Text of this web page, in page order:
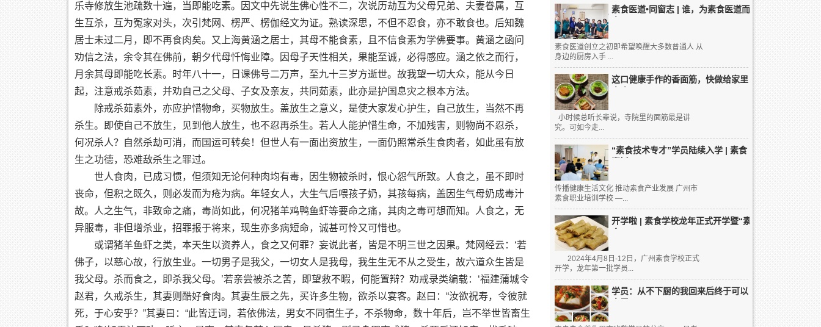
素食医道•同窗志 | 谁，为素食医道而
素食医道创立之初即希望唤醒大多数普通人 从
身边的厨房入手 ...
这口健康手作的香面筋，快做给家里
小时候总听长辈说，寺院里的面筋最是讲
究。可如今走...
“素食技术专才”学员陆续入学 | 素食
传播健康生活文化 推动素食产业发展 广州市
素食职业培训学校 —...
开学啦 | 素食学校龙年正式开学暨“素
食...
2024年4月8日-12日，广州素食学校正式
开学，龙年第一批学员...
学员：从不下厨的我回来后终于可以
乐寺修放生池疏数十遍，当即能吃素。因文中先说生佛心性不二，次说历劫互为父母兄弟、夫妻眷属，互
生互杀，互为冤家对头，次引梵网、楞严、楞伽经文为证。熟读深思，不但不忍食，亦不敢食也。后知魏
居士未过二月，即不再食肉矣。又上海黄涵之居士，其母不能食素，且不信食素为学佛要事。黄涵之函问
劝信之法，余令其在佛前，朝夕代母忏悔业障。因母子天性相关，果能至诚，必得感应。涵之依之而行，
月余其母即能吃长素。时年八十一，日课佛号二万声，至九十三岁方逝世。故我望一切大众，能从今日
起，注意戒杀茹素，并劝自己之父母、子女及亲友，共同茹素，此亦是护国息灾之根本方法。
除戒杀茹素外，亦应护惜物命，买物放生。盖放生之意义，是使大家发心护生，自己放生，当然不再
杀生。即使自己不放生，见到他人放生，也不忍再杀生。若人人能护惜生命，不加残害，则物尚不忍杀，
何况杀人？自然杀劫可消，而国运可转矣！但世人有一面出资放生，一面仍照常杀生食肉者，如此虽有放
生之功德，恐难敌杀生之罪过。
世人食肉，已成习惯，但须知无论何种肉均有毒，因生物被杀时，恨心怨气所致。人食之，虽不即时
丧命，但积之既久，则必发而为疮为病。年轻女人，大生气后喂孩子奶，其孩每病，盖因生气母奶成毒汁
故。人之生气，非致命之痛，毒尚如此，何况猪羊鸡鸭鱼虾等要命之痛，其肉之毒可想而知。人食之，无
异服毒，非但增杀业，招罪报于将来，现生亦多病短命，诚甚可怜又可惜也。
或谓猪羊鱼虾之类，本天生以资养人，食之又何罪？妄说此者，皆是不明三世之因果。梵网经云：‘若
佛子，以慈心故，行放生业。一切男子是我父，一切女人是我母，我生生无不从之受生，故六道众生皆是
我父母。杀而食之，即杀我父母。’若亲尝被杀之苦，即望救不暇，何能置辩？劝戒录类编载：‘福建蒲城令
赵君，久戒杀生，其妻则酷好食肉。其妻生辰之先，买许多生物，欲杀以宴客。赵曰：“汝欲祝寿，令彼就
死，于心安乎？”其妻曰：“此皆迂词，若依佛法，男女不同宿生子，不杀物命，数十年后，岂不举世皆畜生